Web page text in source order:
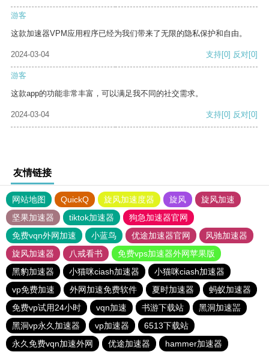
游客
这款加速器VPM应用程序已经为我们带来了无限的隐私保护和自由。
2024-03-04 支持[0] 反对[0]
游客
这款app的功能非常丰富，可以满足我不同的社交需求。
2024-03-04 支持[0] 反对[0]
友情链接
网站地图 QuickQ 旋风加速度器 旋风
旋风加速
坚果加速器
tiktok加速器
狗急加速器官网
免费vqn外网加速
小蓝鸟 优途加速器官网
风驰加速器
旋风加速器
八戒看书
免费vps加速器外网苹果版
黑豹加速器
小猫咪ciash加速器
小猫咪ciash加速器
vp免费加速
外网加速免费软件 夏时加速器
蚂蚁加速器
免费vp试用24小时
vqn加速 书游下载站
黑洞加速噐
黑洞vp永久加速器
vp加速器
6513下载站
永久免费vqn加速外网
优途加速器 hammer加速器